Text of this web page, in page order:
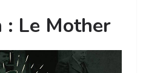
: Le Mother